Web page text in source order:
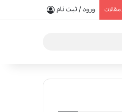
ورود / ثبت نام